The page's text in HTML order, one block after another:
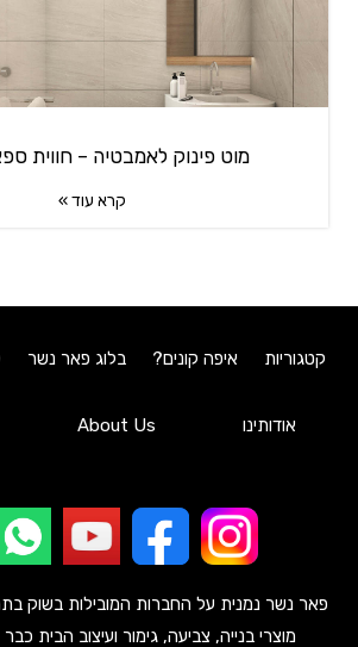
מוט פינוק לאמבטיה – חווית
קרא עוד »
קטגוריות איפה קונים? בלוג פאר נשר
אודותינו About Us
פאר נשר נמנית על החברות המובילות בשוק
מוצרי בנייה, צביעה, גימור ועיצוב הבית כבר